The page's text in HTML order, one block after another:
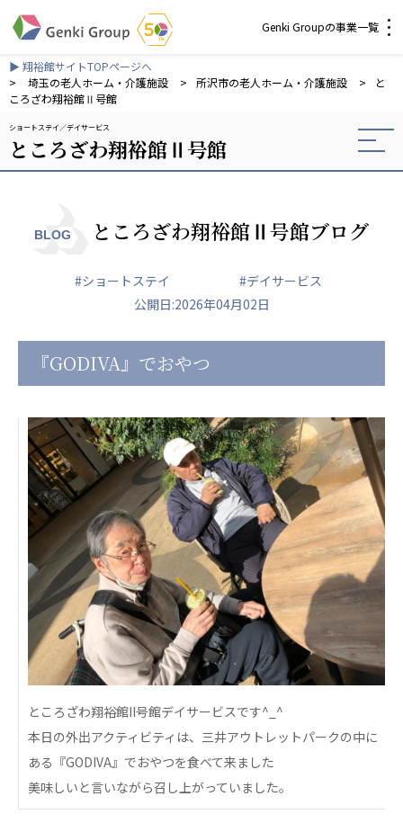
Genki Groupの事業一覧
介護・福祉
社会福祉法人 元気村グループ
社会福祉法人元気村
社会福祉法人長寿の森
株式会社 サンガジャパン
株式会社日本遮蔽技研
株式会社Genkiリレーションズ
日本高齢者福祉協会
株式会社 爽やかな風沖縄
爽やかな風 中部エリア
爽やかな風 那覇エリア
株式会社 鷹揚館
鷹揚館
社会福祉法人 共生会
特別養護老人ホーム 共生の家
株式会社 アジアメデカ元気事業団
アジアメデカ元気事業団
株式会社 爽やかな風九州
爽やかな風九州
株式会社 七星
七星
社会福祉法人 心の会
心の会
▶ 翔裕館サイトTOPページへ
>
埼玉の老人ホーム・介護施設 > 所沢市の老人ホーム・介護施設 >
と
ころざわ翔裕館Ⅱ号館
ショートステイ デイサービス
ところざわ翔裕館Ⅱ号館
BLOG ところざわ翔裕館Ⅱ号館ブログ
#ショートステイ
#デイサービス
公開日:2026年04月02日
『GODIVA』でおやつ
ところざわ翔裕館II号館デイサービスです^_^
本日の外出アクティビティは、三井アウトレットパークの中に
ある『GODIVA』でおやつを食べて来ました
美味しいと言いながら召し上がっていました。